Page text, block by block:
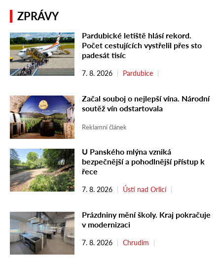
ZPRÁVY
Pardubické letiště hlásí rekord.
Počet cestujících vystřelil přes sto
padesát tisíc
7. 8. 2026 Pardubice
Začal souboj o nejlepší vína. Národní
soutěž vín odstartovala
Reklamní článek
U Panského mlýna vzniká
bezpečnější a pohodlnější přístup k
řece
7. 8. 2026 Ústí nad Orlicí
Prázdniny mění školy. Kraj pokračuje
v modernizaci
7. 8. 2026 Chrudim